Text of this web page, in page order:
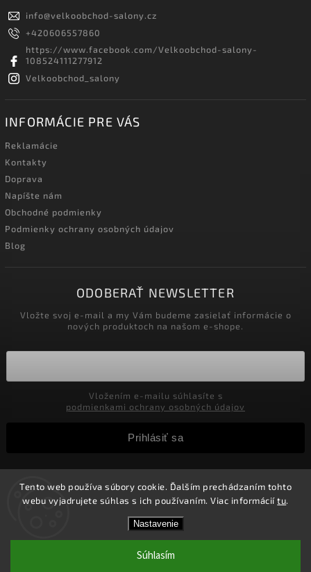
Tento web používa súbory cookie. Ďalším prechádzaním tohto
webu vyjadrujete súhlas s ich používaním. Viac informáciítu.
Nastavenie
Súhlasím
Zľavy pre podnikateľov! Zaregistrujte sa a získajte v
košíku Zľavu 5%! Nie je možné kombinovať s inými
zľavami.
info@velkoobchod-salony.cz
+420606557860
https://www.facebook.com/Velkoobchod-salony-
108524111277912
Velkoobchod_salony
INFORMÁCIE PRE VÁS
Reklamácie
Kontakty
Doprava
Napíšte nám
Obchodné podmienky
Podmienky ochrany osobných údajov
Blog
ODOBERAŤ NEWSLETTER
Vložte svoj e-mail a my Vám budeme zasielať informácie o
nových produktoch na našom e-shope.
podmienkami ochrany osobných údajov
Prihlásiť sa
Copyright 2026 Velkoobchod-salony.sk. Všetky práva
vyhradené.
Shoptet| Design